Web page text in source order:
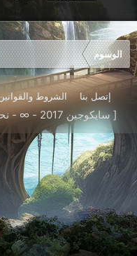
الوسوم
إتصل بنا الشروط
[ سايكوجين 2017 - ∞ - نحقق فيما لا تجرأ على التفكير به